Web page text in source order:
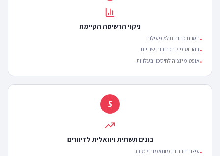
ניקוי הרשימה הקיימת
•הסרת כתובות לא פעילות
•זיהוי וטיפול בכתובות שגויות
•אופטימיזציה לחיסכון בעלויות
5
בונים תשתית ויזואלית לדיוורים
•עיצוב תבניות מותאמות למותג